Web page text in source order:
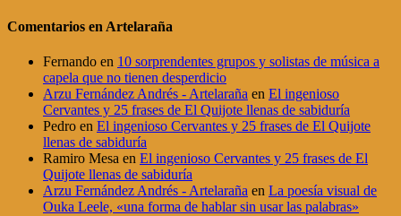
Comentarios en Artelaraña
Fernando en 10 sorprendentes grupos y solistas de música a
capela que no tienen desperdicio
Arzu Fernández Andrés - Artelaraña en El ingenioso
Cervantes y 25 frases de El Quijote llenas de sabiduría
Pedro en El ingenioso Cervantes y 25 frases de El Quijote
llenas de sabiduría
Ramiro Mesa en El ingenioso Cervantes y 25 frases de El
Quijote llenas de sabiduría
Arzu Fernández Andrés - Artelaraña en La poesía visual de
Ouka Leele, «una forma de hablar sin usar las palabras»